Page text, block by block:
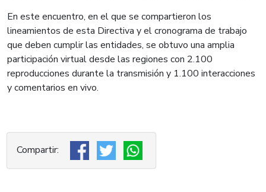
En este encuentro, en el que se compartieron los
lineamientos de esta Directiva y el cronograma de trabajo
que deben cumplir las entidades, se obtuvo una amplia
participación virtual desde las regiones con 2.100
reproducciones durante la transmisión y 1.100 interacciones
y comentarios en vivo.